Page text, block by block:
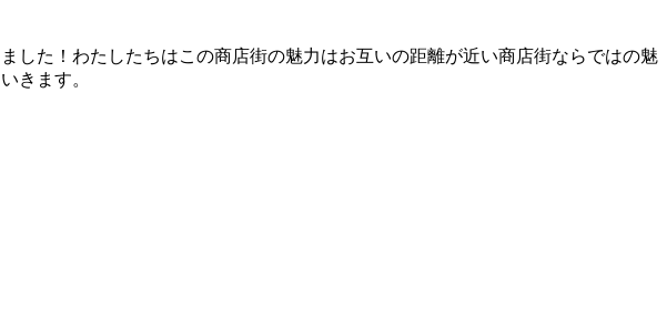
した！わたしたちはこの商店街の魅力はお互いの距離が近い商店街ならではの魅
きます。